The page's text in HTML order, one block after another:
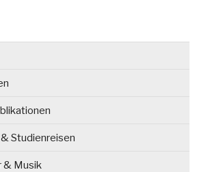
Studienreisen
& Musik